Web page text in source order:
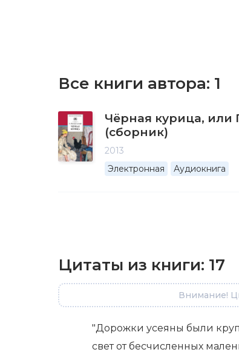
Все книги автора: 1
Чёрная курица,
(сборник)
2013
Электронная
Аудиокнига
Цитаты из книги: 17
Внимание!
"Дорожки усеяны были
свет от бесчисленных